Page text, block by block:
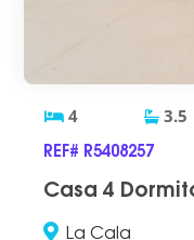
4 3.5
REF# R5408257
Casa 4
La Cala